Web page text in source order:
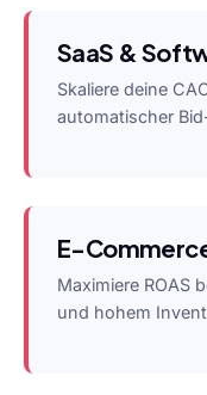
SaaS &
Skaliere deine
automatischer
E-
Maximiere ROAS
und hohem